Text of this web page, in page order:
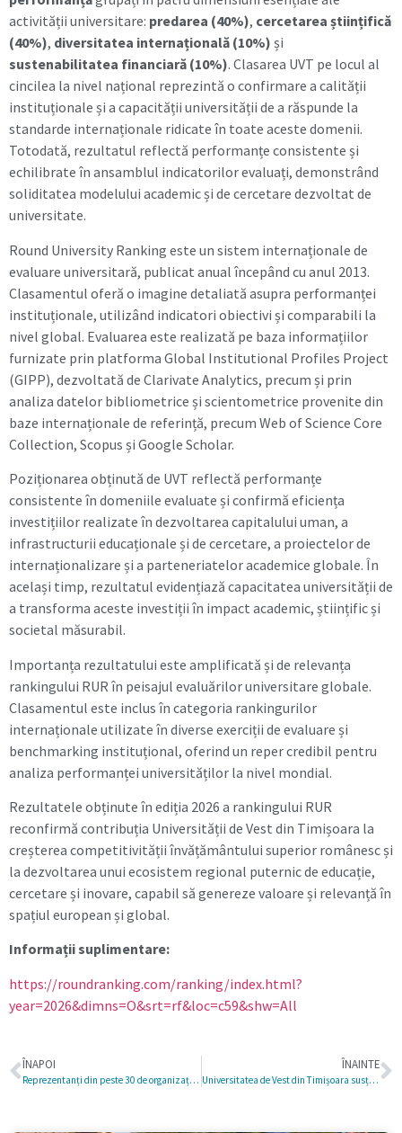
activității universitare: predarea (40%), cercetarea științifică
(40%), diversitatea internațională (10%) și
sustenabilitatea financiară (10%). Clasarea UVT pe locul al
cincilea la nivel național reprezintă o confirmare a calității
instituționale și a capacității universității de a răspunde la
standarde internaționale ridicate în toate aceste domenii.
Totodată, rezultatul reflectă performanțe consistente și
echilibrate în ansamblul indicatorilor evaluați, demonstrând
soliditatea modelului academic și de cercetare dezvoltat de
universitate.
Round University Ranking este un sistem internaționale de
evaluare universitară, publicat anual începând cu anul 2013.
Clasamentul oferă o imagine detaliată asupra performanței
instituționale, utilizând indicatori obiectivi și comparabili la
nivel global. Evaluarea este realizată pe baza informațiilor
furnizate prin platforma Global Institutional Profiles Project
(GIPP), dezvoltată de Clarivate Analytics, precum și prin
analiza datelor bibliometrice și scientometrice provenite din
baze internaționale de referință, precum Web of Science Core
Collection, Scopus și Google Scholar.
Poziționarea obținută de UVT reflectă performanțe
consistente în domeniile evaluate și confirmă eficiența
investițiilor realizate în dezvoltarea capitalului uman, a
infrastructurii educaționale și de cercetare, a proiectelor de
internaționalizare și a parteneriatelor academice globale. În
același timp, rezultatul evidențiază capacitatea universității de
a transforma aceste investiții în impact academic, științific și
societal măsurabil.
Importanța rezultatului este amplificată și de relevanța
rankingului RUR în peisajul evaluărilor universitare globale.
Clasamentul este inclus în categoria rankingurilor
internaționale utilizate în diverse exerciții de evaluare și
benchmarking instituțional, oferind un reper credibil pentru
analiza performanței universităților la nivel mondial.
Rezultatele obținute în ediția 2026 a rankingului RUR
reconfirmă contribuția Universității de Vest din Timișoara la
creșterea competitivității învățământului superior românesc și
la dezvoltarea unui ecosistem regional puternic de educație,
cercetare și inovare, capabil să genereze valoare și relevanță în
spațiul european și global.
Informații suplimentare:
https://roundranking.com/ranking/index.html?
year=2026&dimns=O&srt=rf&loc=c59&shw=All
ÎNAPOI
Reprezentanți din peste 30 de organizații de cercetare și non-guvernamentale reafirmă, sprijină și susțin importanța comunicării rezultatelor cercetării
ÎNAINTE
Universitatea de Vest din Timișoara susține performanța europeană: echipa CyberMoon câștigă campionatul european de robotică FIRST Tech Challenge